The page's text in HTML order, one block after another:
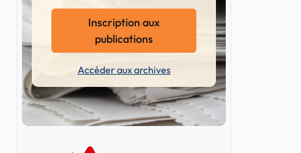
Inscription aux
publications
Accéder aux archives